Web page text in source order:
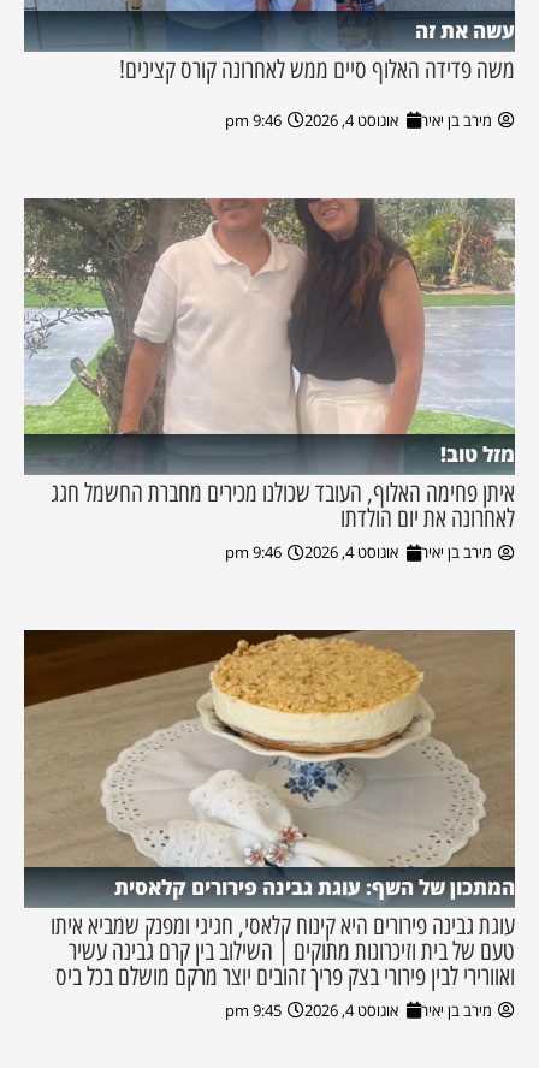
עשה את זה
משה פדידה האלוף סיים ממש לאחרונה קורס קצינים!
מירב בן יאיר אוגוסט 4, 2026 9:46 pm
מזל טוב!
איתן פחימה האלוף, העובד שכולנו מכירים מחברת החשמל חגג
לאחרונה את יום הולדתו
מירב בן יאיר אוגוסט 4, 2026 9:46 pm
המתכון של השף: עוגת גבינה פירורים קלאסית
עוגת גבינה פירורים היא קינוח קלאסי, חגיגי ומפנק שמביא איתו
טעם של בית וזיכרונות מתוקים | השילוב בין קרם גבינה עשיר
ואוורירי לבין פירורי בצק פריך זהובים יוצר מרקם מושלם בכל ביס
מירב בן יאיר אוגוסט 4, 2026 9:45 pm